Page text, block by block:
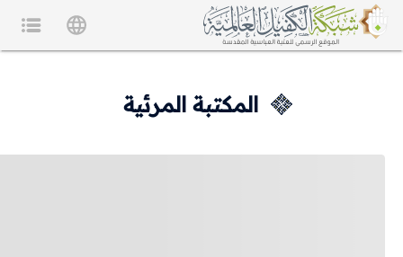
المكتبة المرئية